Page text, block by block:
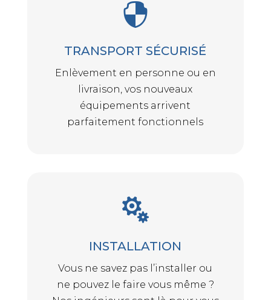

TRANSPORT SÉCURISÉ
Enlèvement en personne ou en
livraison, vos nouveaux
équipements arrivent
parfaitement fonctionnels

INSTALLATION
Vous ne savez pas l’installer ou
ne pouvez le faire vous même ?